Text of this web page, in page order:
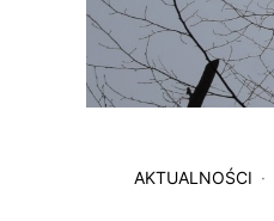
AKTUALNOŚCI